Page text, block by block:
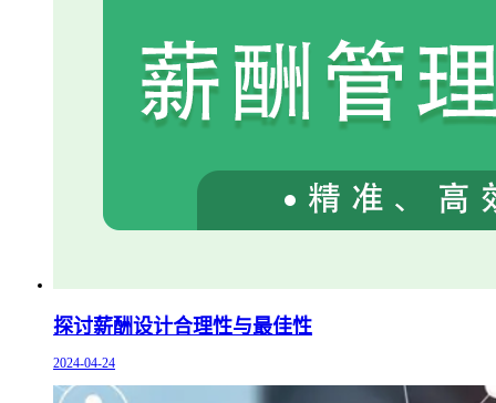
探讨薪酬设计合理性与最佳性
2024-04-24